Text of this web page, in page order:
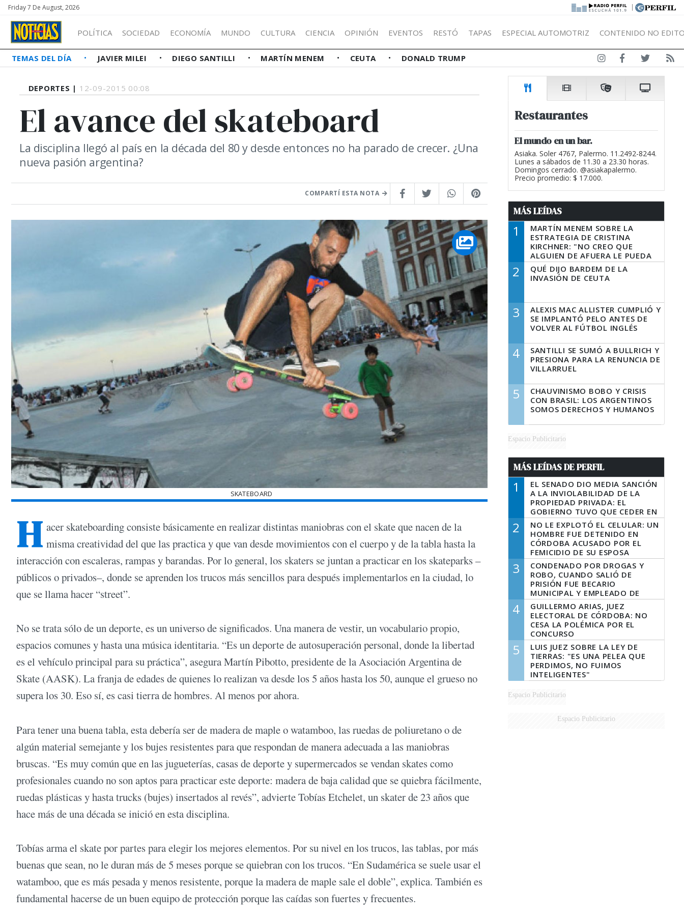
Friday 7 De August, 2026 |
POLÍTICA SOCIEDAD ECONOMÍA MUNDO CULTURA CIENCIA OPINIÓN EVENTOS RESTÓ TAPAS ESPECIAL AUTOMOTRIZ CONTENIDO NO
TEMAS DEL DÍA JAVIER MILEI DIEGO SANTILLI MARTÍN MENEM CEUTA DONALD TRUMP
DEPORTES | 12-09-2015 00:08
El avance del skateboard
La disciplina llegó al país en la década del 80 y desde entonces no ha parado de crecer. ¿Una
nueva pasión argentina?
COMPARTÍ ESTA NOTA
SKATEBOARD
H acer skateboarding consiste básicamente en realizar distintas maniobras con el skate que nacen de la
misma creatividad del que las practica y que van desde movimientos con el cuerpo y de la tabla hasta la
interacción con escaleras, rampas y barandas. Por lo general, los skaters se juntan a practicar en los skateparks –
públicos o privados–, donde se aprenden los trucos más sencillos para después implementarlos en la ciudad, lo
que se llama hacer “street”.
No se trata sólo de un deporte, es un universo de significados. Una manera de vestir, un vocabulario propio,
espacios comunes y hasta una música identitaria. “Es un deporte de autosuperación personal, donde la libertad
es el vehículo principal para su práctica”, asegura Martín Pibotto, presidente de la Asociación Argentina de
Skate (AASK). La franja de edades de quienes lo realizan va desde los 5 años hasta los 50, aunque el grueso no
supera los 30. Eso sí, es casi tierra de hombres. Al menos por ahora.
Para tener una buena tabla, esta debería ser de madera de maple o watamboo, las ruedas de poliuretano o de
algún material semejante y los bujes resistentes para que respondan de manera adecuada a las maniobras
bruscas. “Es muy común que en las jugueterías, casas de deporte y supermercados se vendan skates como
profesionales cuando no son aptos para practicar este deporte: madera de baja calidad que se quiebra fácilmente,
ruedas plásticas y hasta trucks (bujes) insertados al revés”, advierte Tobías Etchelet, un skater de 23 años que
hace más de una década se inició en esta disciplina.
Tobías arma el skate por partes para elegir los mejores elementos. Por su nivel en los trucos, las tablas, por más
buenas que sean, no le duran más de 5 meses porque se quiebran con los trucos. “En Sudamérica se suele usar el
watamboo, que es más pesada y menos resistente, porque la madera de maple sale el doble”, explica. También es
fundamental hacerse de un buen equipo de protección porque las caídas son fuertes y frecuentes.
Restaurantes
El mundo en un bar.
Asiaka. Soler 4767, Palermo. 11.2492-8244.
Lunes a sábados de 11.30 a 23.30 horas.
Domingos cerrado. @asiakapalermo.
Precio promedio: $ 17.000.
MÁS LEÍDAS
1
MARTÍN MENEM SOBRE LA
ESTRATEGIA DE CRISTINA
KIRCHNER: "NO CREO QUE
ALGUIEN DE AFUERA LE PUEDA
DECIR A LA JUSTICIA LO QUE
TIENE QUE HACER"
2
QUÉ DIJO BARDEM DE LA
INVASIÓN DE CEUTA
3
ALEXIS MAC ALLISTER CUMPLIÓ Y
SE IMPLANTÓ PELO ANTES DE
VOLVER AL FÚTBOL INGLÉS
4
SANTILLI SE SUMÓ A BULLRICH Y
PRESIONA PARA LA RENUNCIA DE
VILLARRUEL
5
CHAUVINISMO BOBO Y CRISIS
CON BRASIL: LOS ARGENTINOS
SOMOS DERECHOS Y HUMANOS
Espacio Publicitario
MÁS LEÍDAS DE PERFIL
1
EL SENADO DIO MEDIA SANCIÓN
A LA INVIOLABILIDAD DE LA
PROPIEDAD PRIVADA: EL
GOBIERNO TUVO QUE CEDER EN
LA LEY DEL MANEJO DEL FUEGO
2
NO LE EXPLOTÓ EL CELULAR: UN
HOMBRE FUE DETENIDO EN
CÓRDOBA ACUSADO POR EL
FEMICIDIO DE SU ESPOSA
3
CONDENADO POR DROGAS Y
ROBO, CUANDO SALIÓ DE
PRISIÓN FUE BECARIO
MUNICIPAL Y EMPLEADO DE
SENAF
4
GUILLERMO ARIAS, JUEZ
ELECTORAL DE CÓRDOBA: NO
CESA LA POLÉMICA POR EL
CONCURSO
5
LUIS JUEZ SOBRE LA LEY DE
TIERRAS: "ES UNA PELEA QUE
PERDIMOS, NO FUIMOS
INTELIGENTES"
Espacio Publicitario
Espacio Publicitario